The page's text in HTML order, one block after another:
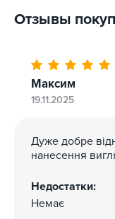
Отзывы
Максим
19.11.2025
Дуже добре
нанесення
Недостатки:
Немає